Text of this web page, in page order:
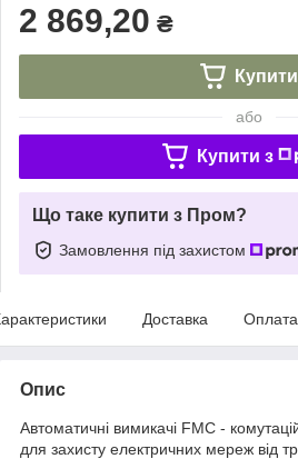
2 869,20 ₴
Купити
або
Купити з
Що таке купити з Пром?
Замовлення під захистом
Доставка Оплата
Опис
Автоматичні вимикачі FMC -
для захисту електричних мереж від